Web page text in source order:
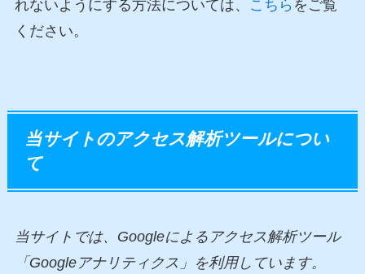
れないようにする方法については、
こちら をご覧
ください。
当サイトのアクセス解析ツールについ
て
当サイトでは、Googleによるアクセス解析ツール
「Googleアナリティクス」を利用しています。